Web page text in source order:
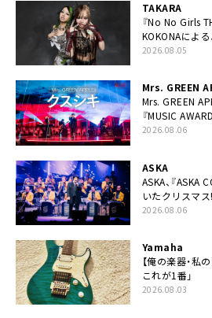
TAKARA
『No No Girls
KOKONAによ
ー
2026.08.05
Mrs. GREEN
Mrs. GREEN
『MUSIC
シキ」ライブパ
2026.08.06
ASKA
ASKA、『ASKA
いたクリスマ
2026.08.06
Yamaha
【俺の楽器・私
これが1番」
2026.08.03